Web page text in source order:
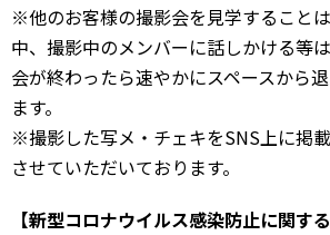
※他のお客様の撮影会を見学すること
中、撮影中のメンバーに話しかける等
会が終わったら速やかにスペースから
ます。
※撮影した写メ・チェキをSNS上に掲
させていただいております。
【新型コロナウイルス感染防止に関す